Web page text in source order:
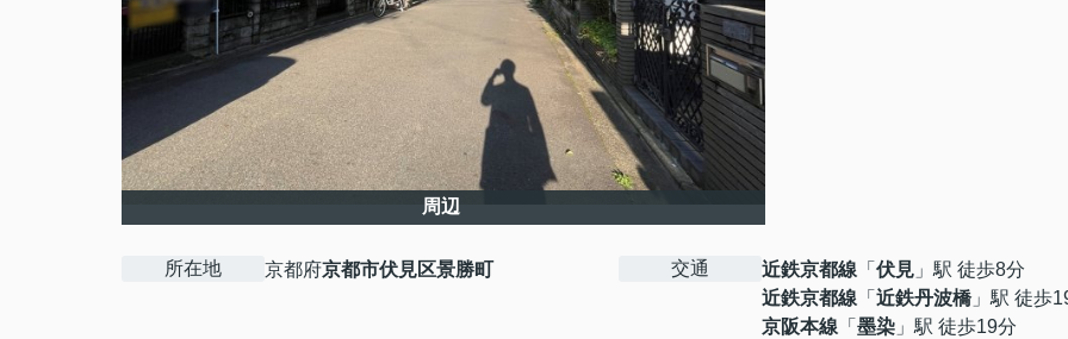
周辺
所在地 京都府京都市伏見区景勝町 交通 近鉄京都線 「 伏見 」駅 徒歩8分
近鉄京都線 「 近鉄丹波橋」駅 徒歩
京阪本線 「 墨染 」駅 徒歩19分